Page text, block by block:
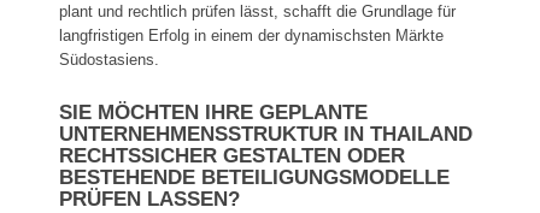
plant und rechtlich prüfen lässt, schafft die Grundlage für
langfristigen Erfolg in einem der dynamischsten Märkte
Südostasiens.
SIE MÖCHTEN IHRE GEPLANTE
UNTERNEHMENSSTRUKTUR IN THAILAND
RECHTSSICHER GESTALTEN ODER
BESTEHENDE BETEILIGUNGSMODELLE
PRÜFEN LASSEN?